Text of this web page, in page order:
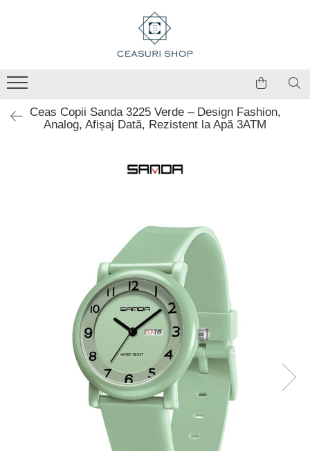
Ceas Copii Sanda 3225 Verde – Design Fashion,
Analog, Afișaj Dată, Rezistent la Apă 3ATM